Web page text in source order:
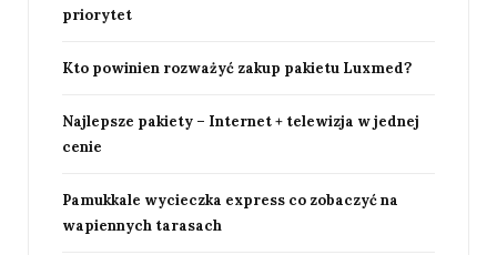
priorytet
Kto powinien rozważyć zakup pakietu Luxmed?
Najlepsze pakiety – Internet + telewizja w jednej
cenie
Pamukkale wycieczka express co zobaczyć na
wapiennych tarasach